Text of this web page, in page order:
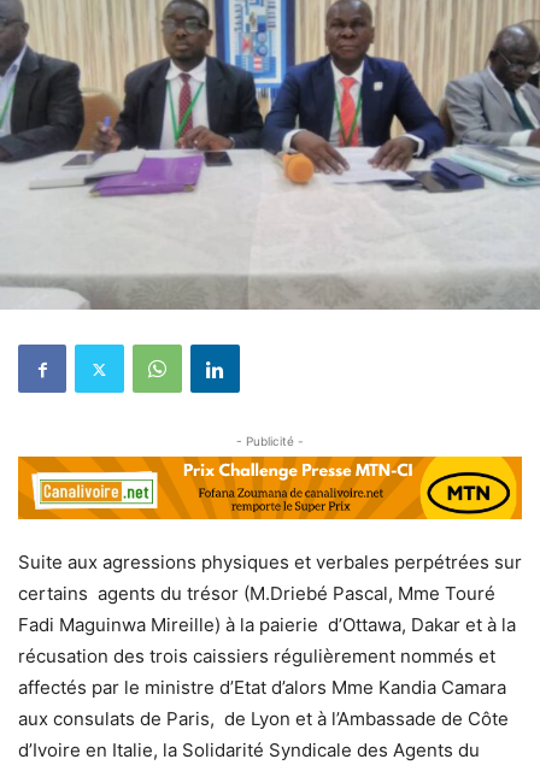
- Publicité -
Suite aux agressions physiques et verbales perpétrées sur
certains agents du trésor (M.Driebé Pascal, Mme Touré
Fadi Maguinwa Mireille) à la paierie d’Ottawa, Dakar et à la
récusation des trois caissiers régulièrement nommés et
affectés par le ministre d’Etat d’alors Mme Kandia Camara
aux consulats de Paris, de Lyon et à l’Ambassade de Côte
d’Ivoire en Italie, la Solidarité Syndicale des Agents du